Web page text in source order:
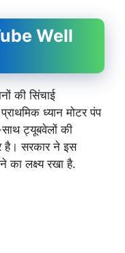
Well
की सिंचाई
ध्यान मोटर पंप
ट्यूबवेलों की
है। सरकार ने इस
लक्ष्य रखा है.